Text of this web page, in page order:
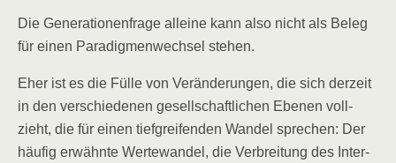
Die Gene­ra­tio­nen­fra­ge allei­ne kann also nicht als Beleg
für einen Para­dig­men­wech­sel stehen.
Eher ist es die Fül­le von Ver­än­de­run­gen, die sich der­zeit
in den ver­schie­de­nen gesell­schaft­li­chen Ebe­nen voll­
zieht, die für einen tief­grei­fen­den Wan­del spre­chen: Der
häu­fig erwähn­te Wer­te­wan­del, die Ver­brei­tung des Inter­